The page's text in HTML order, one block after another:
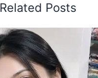
Related Posts